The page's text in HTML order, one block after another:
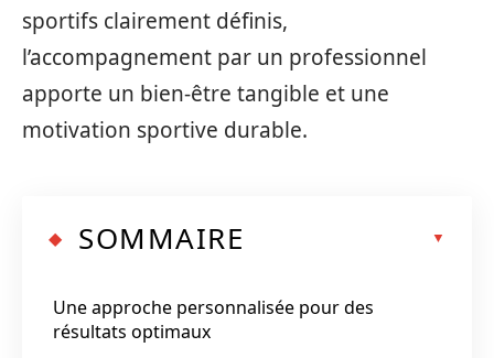
sportifs clairement définis,
l’accompagnement par un professionnel
apporte un bien-être tangible et une
motivation sportive durable.
SOMMAIRE
Une approche personnalisée pour des
résultats optimaux